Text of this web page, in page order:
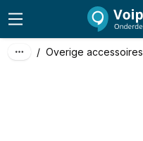
/ Overige accessoires
excl. btw
incl. btw